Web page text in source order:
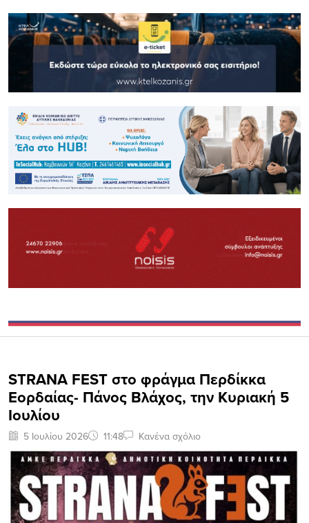
STRANA FEST στο φράγμα Περδίκκα
Εορδαίας- Πάνος Βλάχος, την Κυριακή 5
Ιουλίου
5 Ιουλίου 2026 11:48 Κανένα σχόλιο